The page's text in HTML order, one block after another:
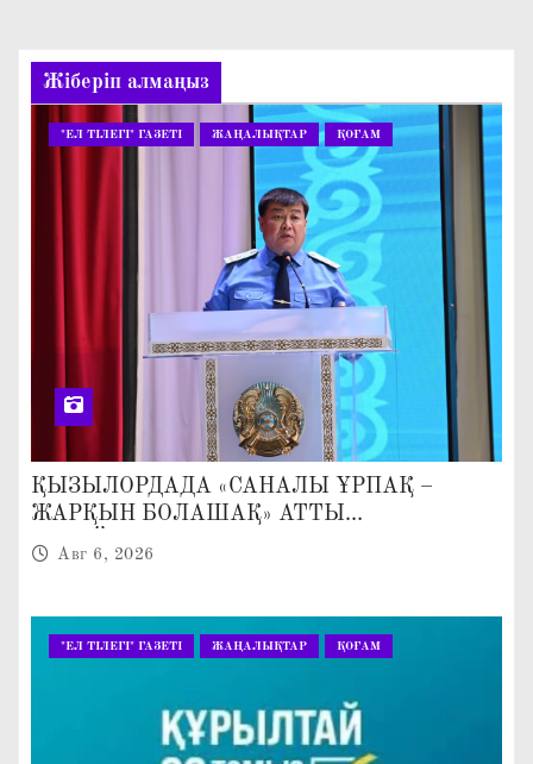
Жіберіп алмаңыз
"ЕЛ ТІЛЕГІ" ГАЗЕТІ ЖАҢАЛЫҚТАР ҚОҒАМ
ҚЫЗЫЛОРДАДА «САНАЛЫ ҰРПАҚ –
ЖАРҚЫН БОЛАШАҚ» АТТЫ
КЕҢЕЙТІЛГЕН МӘЖІЛІС ӨТТІ
Авг 6, 2026
"ЕЛ ТІЛЕГІ" ГАЗЕТІ ЖАҢАЛЫҚТАР ҚОҒАМ